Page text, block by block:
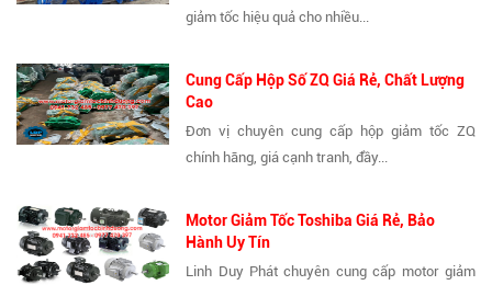
giảm tốc hiệu quả cho nhiều...
Cung Cấp Hộp Số ZQ Giá Rẻ, Chất Lượng
Cao
Đơn vị chuyên cung cấp hộp giảm tốc ZQ
chính hãng, giá cạnh tranh, đầy...
Motor Giảm Tốc Toshiba Giá Rẻ, Bảo
Hành Uy Tín
Linh Duy Phát chuyên cung cấp motor giảm